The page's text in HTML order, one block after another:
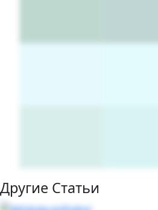
Другие Статьи